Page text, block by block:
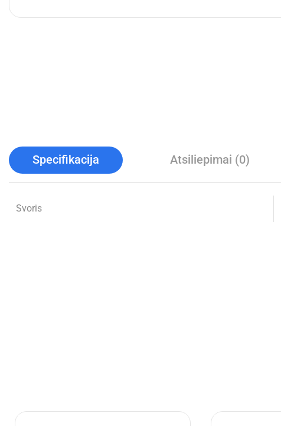
Specifikacija Atsiliepimai (0)
Svoris